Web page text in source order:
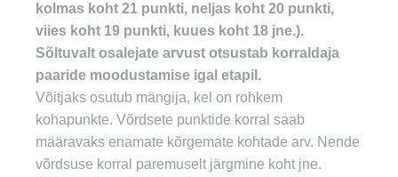
kolmas koht 21 punkti, neljas koht 20 punkti,
viies koht 19 punkti, kuues koht 18 jne.).
Sõltuvalt osalejate arvust otsustab korraldaja
paaride moodustamise igal etapil.
Võitjaks osutub mängija, kel on rohkem
kohapunkte. Võrdsete punktide korral saab
määravaks enamate kõrgemate kohtade arv. Nende
võrdsuse korral paremuselt järgmine koht jne.